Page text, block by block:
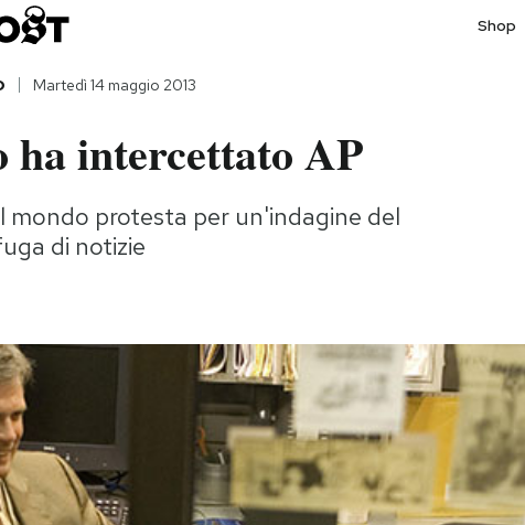
Shop
Martedì 14 maggio 2013
ha intercettato AP
mondo protesta per un'indagine del
di notizie